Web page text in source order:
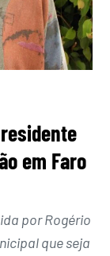
em Faro
por Rogério
que seja